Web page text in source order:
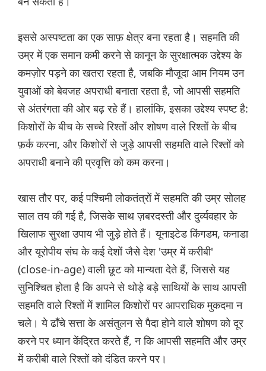
इससे अस्पष्टता का एक साफ़ क्षेत्र बना रहता है। सहमति की
उम्र में एक समान कमी करने से कानून के सुरक्षात्मक उद्देश्य के
कमज़ोर पड़ने का खतरा रहता है, जबकि मौजूदा आम नियम उन
युवाओं को बेवजह अपराधी बनाता रहता है, जो आपसी सहमति
से अंतरंगता की ओर बढ़ रहे हैं। हालांकि, इसका उद्देश्य स्पष्ट है:
किशोरों के बीच के सच्चे रिश्तों और शोषण वाले रिश्तों के बीच
फ़र्क करना, और किशोरों से जुड़े आपसी सहमति वाले रिश्तों को
अपराधी बनाने की प्रवृत्ति को कम करना।
खास तौर पर, कई पश्चिमी लोकतंत्रों में सहमति की उम्र सोलह
साल तय की गई है, जिसके साथ ज़बरदस्ती और दुर्व्यवहार के
खिलाफ सुरक्षा उपाय भी जुड़े होते हैं। यूनाइटेड किंगडम, कनाडा
और यूरोपीय संघ के कई देशों जैसे देश 'उम्र में करीबी'
(close-in-age) वाली छूट को मान्यता देते हैं, जिससे यह
सुनिश्चित होता है कि अपने से थोड़े बड़े साथियों के साथ आपसी
सहमति वाले रिश्तों में शामिल किशोरों पर आपराधिक मुकदमा न
चले। ये ढाँचे सत्ता के असंतुलन से पैदा होने वाले शोषण को दूर
करने पर ध्यान केंद्रित करते हैं, न कि आपसी सहमति और उम्र
में करीबी वाले रिश्तों को दंडित करने पर।